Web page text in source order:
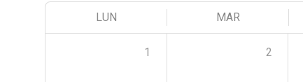
LUN MAR
1 2